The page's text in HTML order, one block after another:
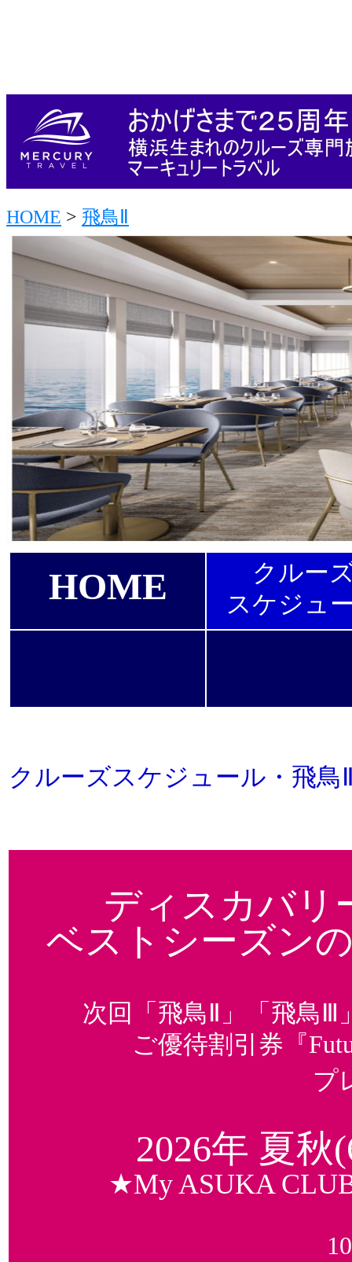
HOME > 飛鳥Ⅱ
HOME
クルー
スケジュ
クルーズスケジュール・飛鳥
ディスカバリ
ベストシーズン
次回「飛鳥Ⅱ」「飛鳥Ⅲ
ご優待割引券『
プ
2026年 夏秋
★My ASUKA